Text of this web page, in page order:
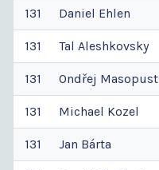
131 Daniel Ehlen
131 Tal Aleshkovsky
131 Ondřej Masopust
131 Michael Kozel
131 Jan Bárta